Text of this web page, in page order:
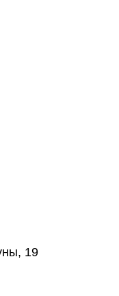
19